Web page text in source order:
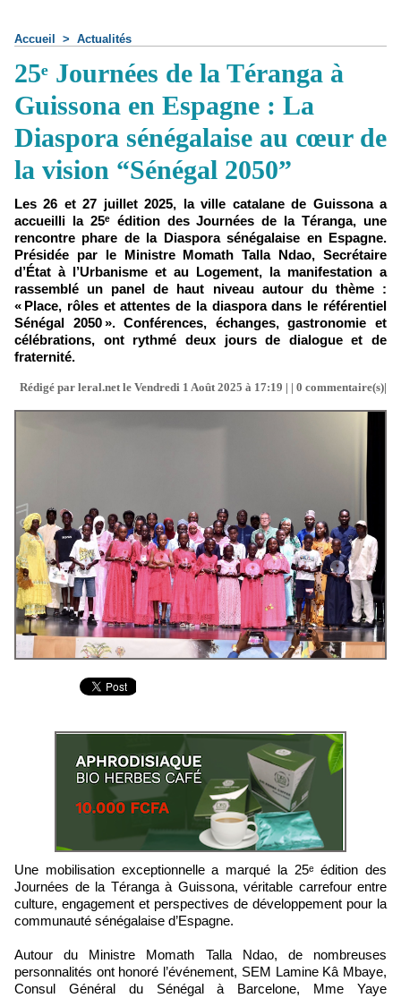
Accueil > Actualités
25ᵉ Journées de la Téranga à
Guissona en Espagne : La
Diaspora sénégalaise au cœur de
la vision “Sénégal 2050”
Les 26 et 27 juillet 2025, la ville catalane de Guissona a
accueilli la 25ᵉ édition des Journées de la Téranga, une
rencontre phare de la Diaspora sénégalaise en Espagne.
Présidée par le Ministre Momath Talla Ndao, Secrétaire
d’État à l’Urbanisme et au Logement, la manifestation a
rassemblé un panel de haut niveau autour du thème :
« Place, rôles et attentes de la diaspora dans le référentiel
Sénégal 2050 ». Conférences, échanges, gastronomie et
célébrations, ont rythmé deux jours de dialogue et de
fraternité.
Rédigé par leral.net le Vendredi 1 Août 2025 à 17:19 | | 0 commentaire(s)|
Une mobilisation exceptionnelle a marqué la 25ᵉ édition des
Journées de la Téranga à Guissona, véritable carrefour entre
culture, engagement et perspectives de développement pour la
communauté sénégalaise d’Espagne.
Autour du Ministre Momath Talla Ndao, de nombreuses
personnalités ont honoré l’événement, SEM Lamine Kâ Mbaye,
Consul Général du Sénégal à Barcelone, Mme Yaye